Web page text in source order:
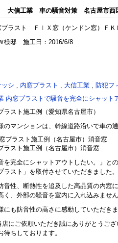
大信工業 車の騒音対策 名古屋市西
ラスト ＦＩＸ窓（ケンドン窓）Ｆ
様邸 施工日：2016/6/8
ッシ , 内窓プラスト , 大信工業 , 防犯フ
内窓プラストで騒音を完全にシャッ
スト施工例（愛知県名古屋市）
のマンションは、幹線道路沿いで車の
スト施工例（名古屋市）消音窓
を完全にシャットアウトしたい。」と
ラスト」を取付させていただきました。
音性、断熱性を追及した高品質の内窓
く、外部の騒音を室内に入れ込みません
にも防音性の高さに感動していただきま
にご依頼いただき誠にありがとうござ
待ちしております。